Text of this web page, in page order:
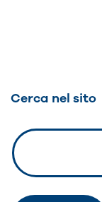
Cerca nel sito